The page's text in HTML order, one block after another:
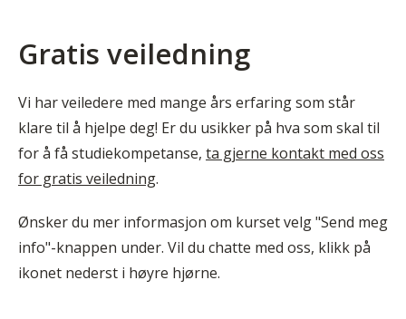
Gratis veiledning
Vi har veiledere med mange års erfaring som står
klare til å hjelpe deg! Er du usikker på hva som skal til
for å få studiekompetanse, ta gjerne kontakt med oss
for gratis veiledning.
Ønsker du mer informasjon om kurset velg "Send meg
info"-knappen under. Vil du chatte med oss, klikk på
ikonet nederst i høyre hjørne.